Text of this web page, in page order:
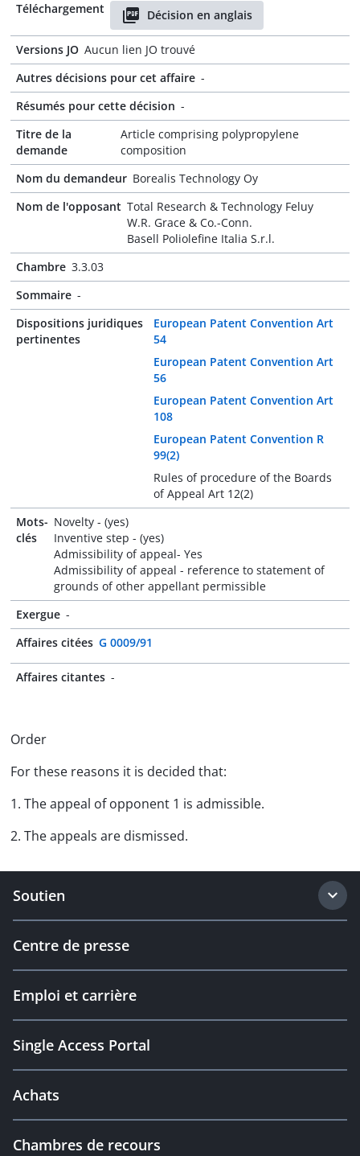
Téléchargement
Décision en anglais
Versions JO Aucun lien JO trouvé
Autres décisions pour cet affaire -
Résumés pour cette décision -
Titre de la
demande
Article comprising polypropylene
composition
Nom du demandeur Borealis Technology Oy
Nom de l'opposant Total Research & Technology Feluy
W.R. Grace & Co.-Conn.
Basell Poliolefine Italia S.r.l.
Chambre 3.3.03
Sommaire -
Dispositions juridiques
pertinentes
European Patent Convention Art
54
European Patent Convention Art
56
European Patent Convention Art
108
European Patent Convention R
99(2)
Rules of procedure of the Boards
of Appeal Art 12(2)
Mots-
clés
Novelty - (yes)
Inventive step - (yes)
Admissibility of appeal- Yes
Admissibility of appeal - reference to statement of
grounds of other appellant permissible
Exergue -
Affaires citées G 0009/91
Affaires citantes -
Order
For these reasons it is decided that:
1. The appeal of opponent 1 is admissible.
2. The appeals are dismissed.
Soutien
Centre de presse
Emploi et carrière
Single Access Portal
Achats
Chambres de recours